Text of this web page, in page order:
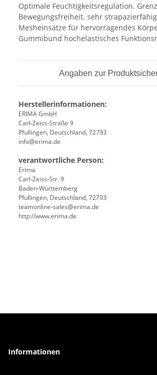
Optimale Feuchtigkeitsregulation.
Bewegungsfreiheit. sehr
Mesheinsätze für hervorragendes
Gummibund hochelastisches
Angaben zur
Herstellerinformationen:
ERIMA GmbH
Carl-Zeiss-Straße 9
Pfullingen, Deutschland, 72793
info@erima.de
verantwortliche Person:
Erima
Carl-Zeiss-Str. 9
Baden-Württemberg
Pfullingen, Deutschland, 72793
teamonline-sales@erima.de
http://www.erima.de
Informationen